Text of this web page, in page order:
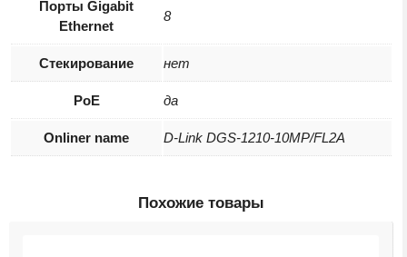
Порты Gigabit
Ethernet
8
Стекирование нет
PoE да
Onliner name D-Link DGS-1210-10MP/FL2A
Похожие товары